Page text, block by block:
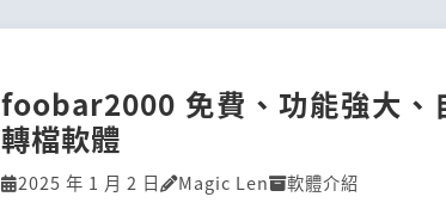
foobar2000 免費、功能強大、
轉檔軟體
2025 年 1 月 2 日 Magic Len 軟體介紹